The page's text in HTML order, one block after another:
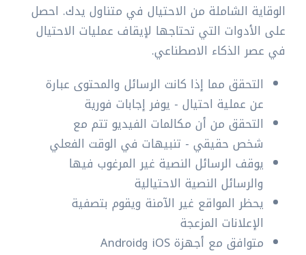
الوقاية الشاملة من الاحتيال في متناول يدك. احصل
على الأدوات التي تحتاجها لإيقاف عمليات الاحتيال
في عصر الذكاء الاصطناعي.
التحقق مما إذا كانت الرسائل والمحتوى عبارة
عن عملية احتيال - يوفر إجابات فورية
التحقق من أن مكالمات الفيديو تتم مع
شخص حقيقي - تنبيهات في الوقت الفعلي
يوقف الرسائل النصية غير المرغوب فيها
والرسائل النصية الاحتيالية
يحظر المواقع غير الآمنة ويقوم بتصفية
الإعلانات المزعجة
متوافق مع أجهزة iOS وAndroid